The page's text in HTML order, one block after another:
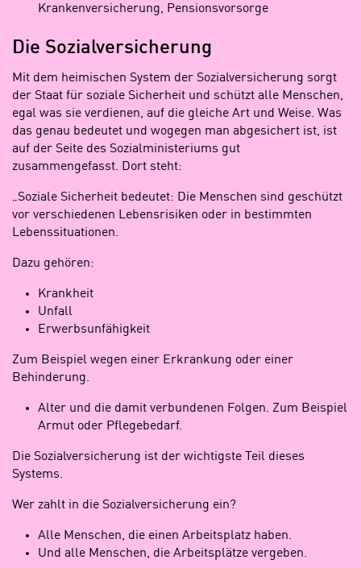
Krankenversicherung, Pensionsvorsorge
Die Sozialversicherung
Mit dem heimischen System der Sozialversicherung sorgt
der Staat für soziale Sicherheit und schützt alle Menschen,
egal was sie verdienen, auf die gleiche Art und Weise. Was
das genau bedeutet und wogegen man abgesichert ist, ist
auf der Seite des Sozialministeriums gut
zusammengefasst. Dort steht:
„Soziale Sicherheit bedeutet: Die Menschen sind geschützt
vor verschiedenen Lebensrisiken oder in bestimmten
Lebenssituationen.
Dazu gehören:
Krankheit
Unfall
Erwerbsunfähigkeit
Zum Beispiel wegen einer Erkrankung oder einer
Behinderung.
Alter und die damit verbundenen Folgen. Zum Beispiel
Armut oder Pflegebedarf.
Die Sozialversicherung ist der wichtigste Teil dieses
Systems.
Wer zahlt in die Sozialversicherung ein?
Alle Menschen, die einen Arbeitsplatz haben.
Und alle Menschen, die Arbeitsplätze vergeben.